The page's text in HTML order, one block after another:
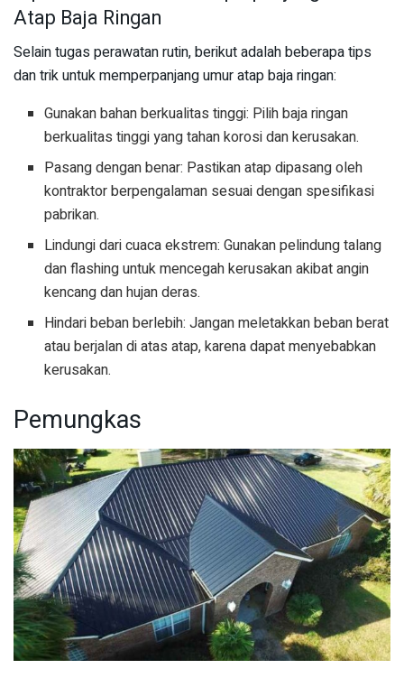
Atap Baja Ringan
Selain tugas perawatan rutin, berikut adalah beberapa tips
dan trik untuk memperpanjang umur atap baja ringan:
Gunakan bahan berkualitas tinggi: Pilih baja ringan
berkualitas tinggi yang tahan korosi dan kerusakan.
Pasang dengan benar: Pastikan atap dipasang oleh
kontraktor berpengalaman sesuai dengan spesifikasi
pabrikan.
Lindungi dari cuaca ekstrem: Gunakan pelindung talang
dan flashing untuk mencegah kerusakan akibat angin
kencang dan hujan deras.
Hindari beban berlebih: Jangan meletakkan beban berat
atau berjalan di atas atap, karena dapat menyebabkan
kerusakan.
Pemungkas